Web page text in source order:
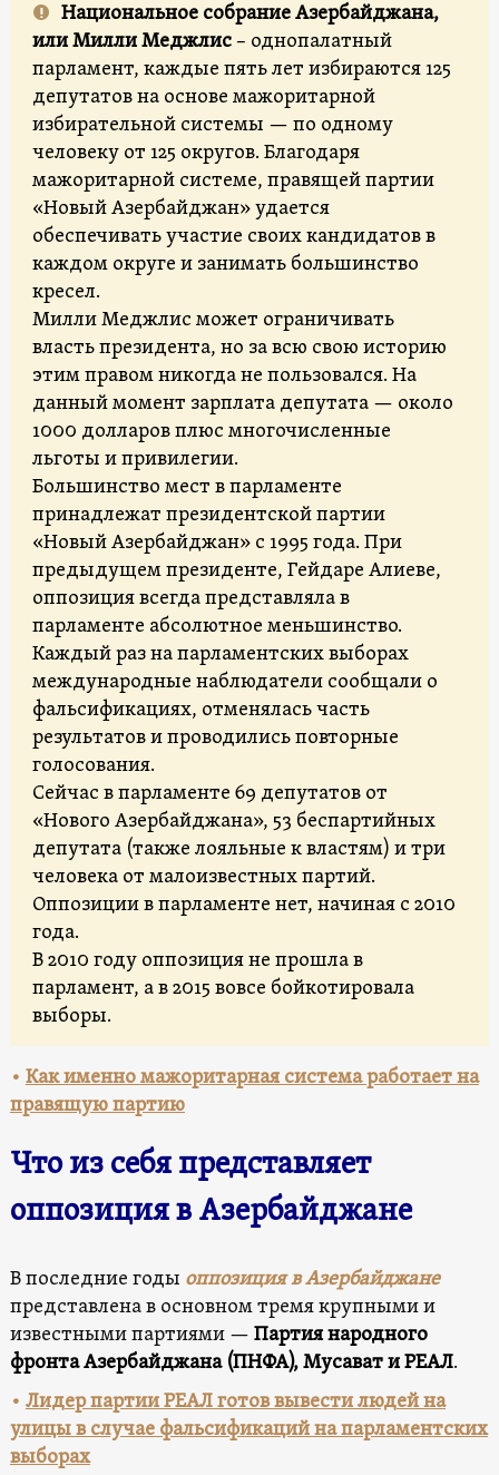
Национальное собрание Азербайджана,
или Милли Меджлис– однопалатный
парламент, каждые пять лет избираются 125
депутатов на основе мажоритарной
избирательной системы — по одному
человеку от 125 округов. Благодаря
мажоритарной системе, правящей партии
«Новый Азербайджан» удается
обеспечивать участие своих кандидатов в
каждом округе и занимать большинство
кресел.
Милли Меджлис может ограничивать
власть президента, но за всю свою историю
этим правом никогда не пользовался. На
данный момент зарплата депутата — около
1000 долларов плюс многочисленные
льготы и привилегии.
Большинство мест в парламенте
принадлежат президентской партии
«Новый Азербайджан» с 1995 года. При
предыдущем президенте, Гейдаре Алиеве,
оппозиция всегда представляла в
парламенте абсолютное меньшинство.
Каждый раз на парламентских выборах
международные наблюдатели сообщали о
фальсификациях, отменялась часть
результатов и проводились повторные
голосования.
Сейчас в парламенте 69 депутатов от
«Нового Азербайджана», 53 беспартийных
депутата (также лояльные к властям) и три
человека от малоизвестных партий.
Оппозиции в парламенте нет, начиная с 2010
года.
В 2010 году оппозиция не прошла в
парламент, а в 2015 вовсе бойкотировала
выборы.
• Как именно мажоритарная система работает на
правящую партию
Что из себя представляет
оппозиция в Азербайджане
В последние годы оппозиция в Азербайджане
представлена в основном тремя крупными и
известными партиями — Партия народного
фронта Азербайджана (ПНФА), Мусават и РЕАЛ.
• Лидер партии РЕАЛ готов вывести людей на
улицы в случае фальсификаций на парламентских
выборах